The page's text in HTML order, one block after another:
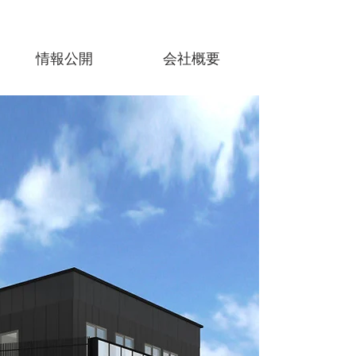
情報公開 会社概要